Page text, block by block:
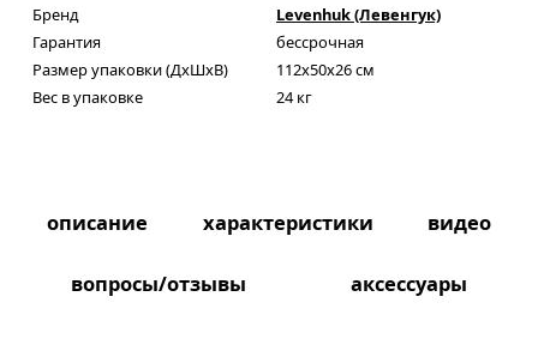
Бренд
Levenhuk (Левенгук)
Гарантия
бессрочная
Размер упаковки (ДxШxВ)
112x50x26 см
Вес в упаковке
24 кг
описание характеристики видео
вопросы/отзывы аксессуары